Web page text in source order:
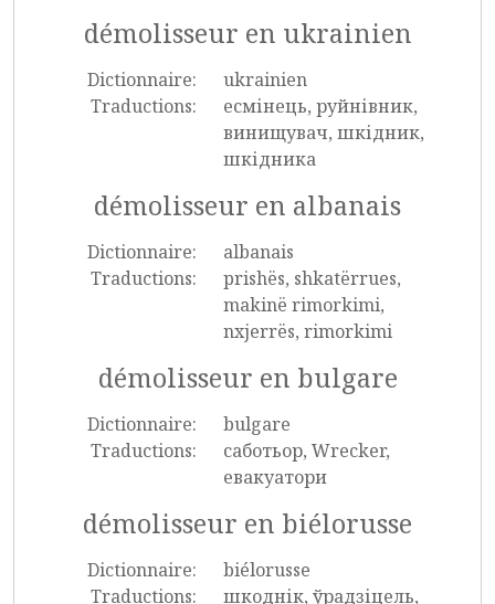
démolisseur en ukrainien
Dictionnaire:
ukrainien
Traductions:
есмінець, руйнівник,
винищувач, шкідник,
шкідника
démolisseur en albanais
Dictionnaire:
albanais
Traductions:
prishës, shkatërrues,
makinë rimorkimi,
nxjerrës, rimorkimi
démolisseur en bulgare
Dictionnaire:
bulgare
Traductions:
саботьор, Wrecker,
евакуатори
démolisseur en biélorusse
Dictionnaire:
biélorusse
Traductions:
шкоднік, ўрадзіцель,